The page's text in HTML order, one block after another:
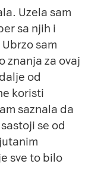
Uzela sam
sa njih i
sam
znanja za ovaj
od
koristi
saznala da
se od
sve to bilo